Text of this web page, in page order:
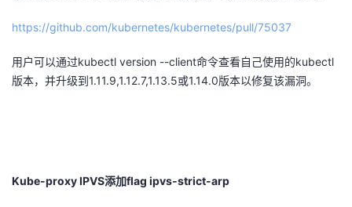
我
技的
https://github.com/kubernetes/kubernetes/pull/75037
用户可以通过kubectl version --client命令查看自己使用的kubectl
版本，并升级到1.11.9,1.12.7,1.13.5或1.14.0版本以修复该漏洞。
Kube-proxy IPVS添加flag ipvs-strict-arp